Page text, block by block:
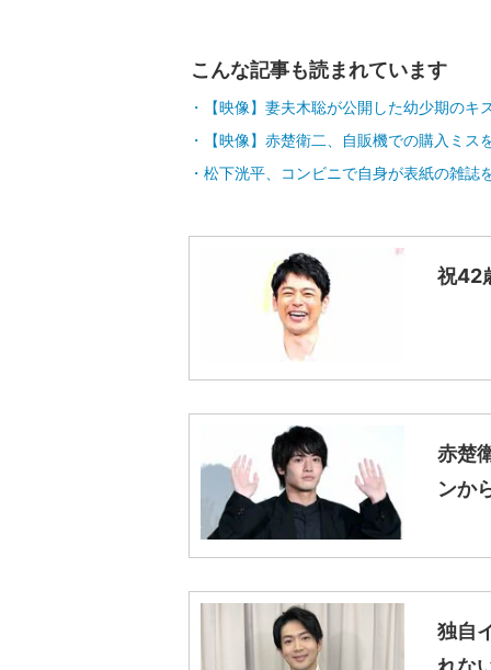
こんな記事も読まれています
【映像】妻夫木聡が公開した幼少期のキ
【映像】赤楚衛二、自販機での購入ミス
松下洸平、コンビニで自身が表紙の雑誌
祝42
赤楚
ンか
独自